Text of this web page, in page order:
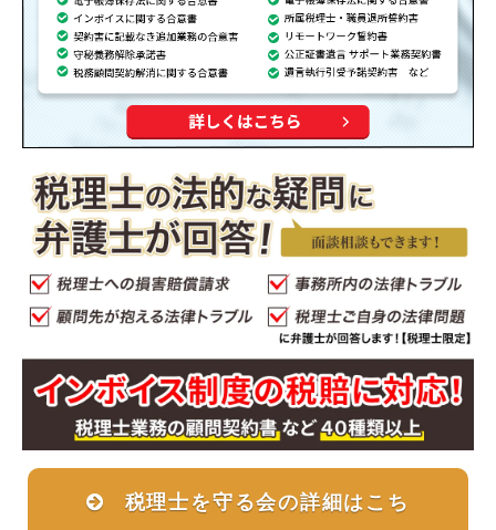
税理士を守る会の詳細はこち